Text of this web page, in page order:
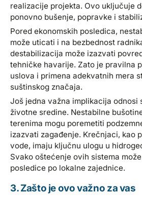
realizacije projekta. Ovo uključuje
ponovno bušenje, popravke i
Pored ekonomskih posledica,
može uticati i na bezbednost
destabilizacija može izazvati
tehničke havarije. Zato je pravilna
uslova i primena adekvatnih mera
suštinskog značaja.
Još jedna važna implikacija odnosi
životne sredine. Nestabilne
terenima mogu poremetiti
izazvati zagađenje. Krečnjaci, kao
vode, imaju ključnu ulogu u
Svako oštećenje ovih sistema
posledice po lokalne zajednice.
3. Zašto je ovo važno za vas